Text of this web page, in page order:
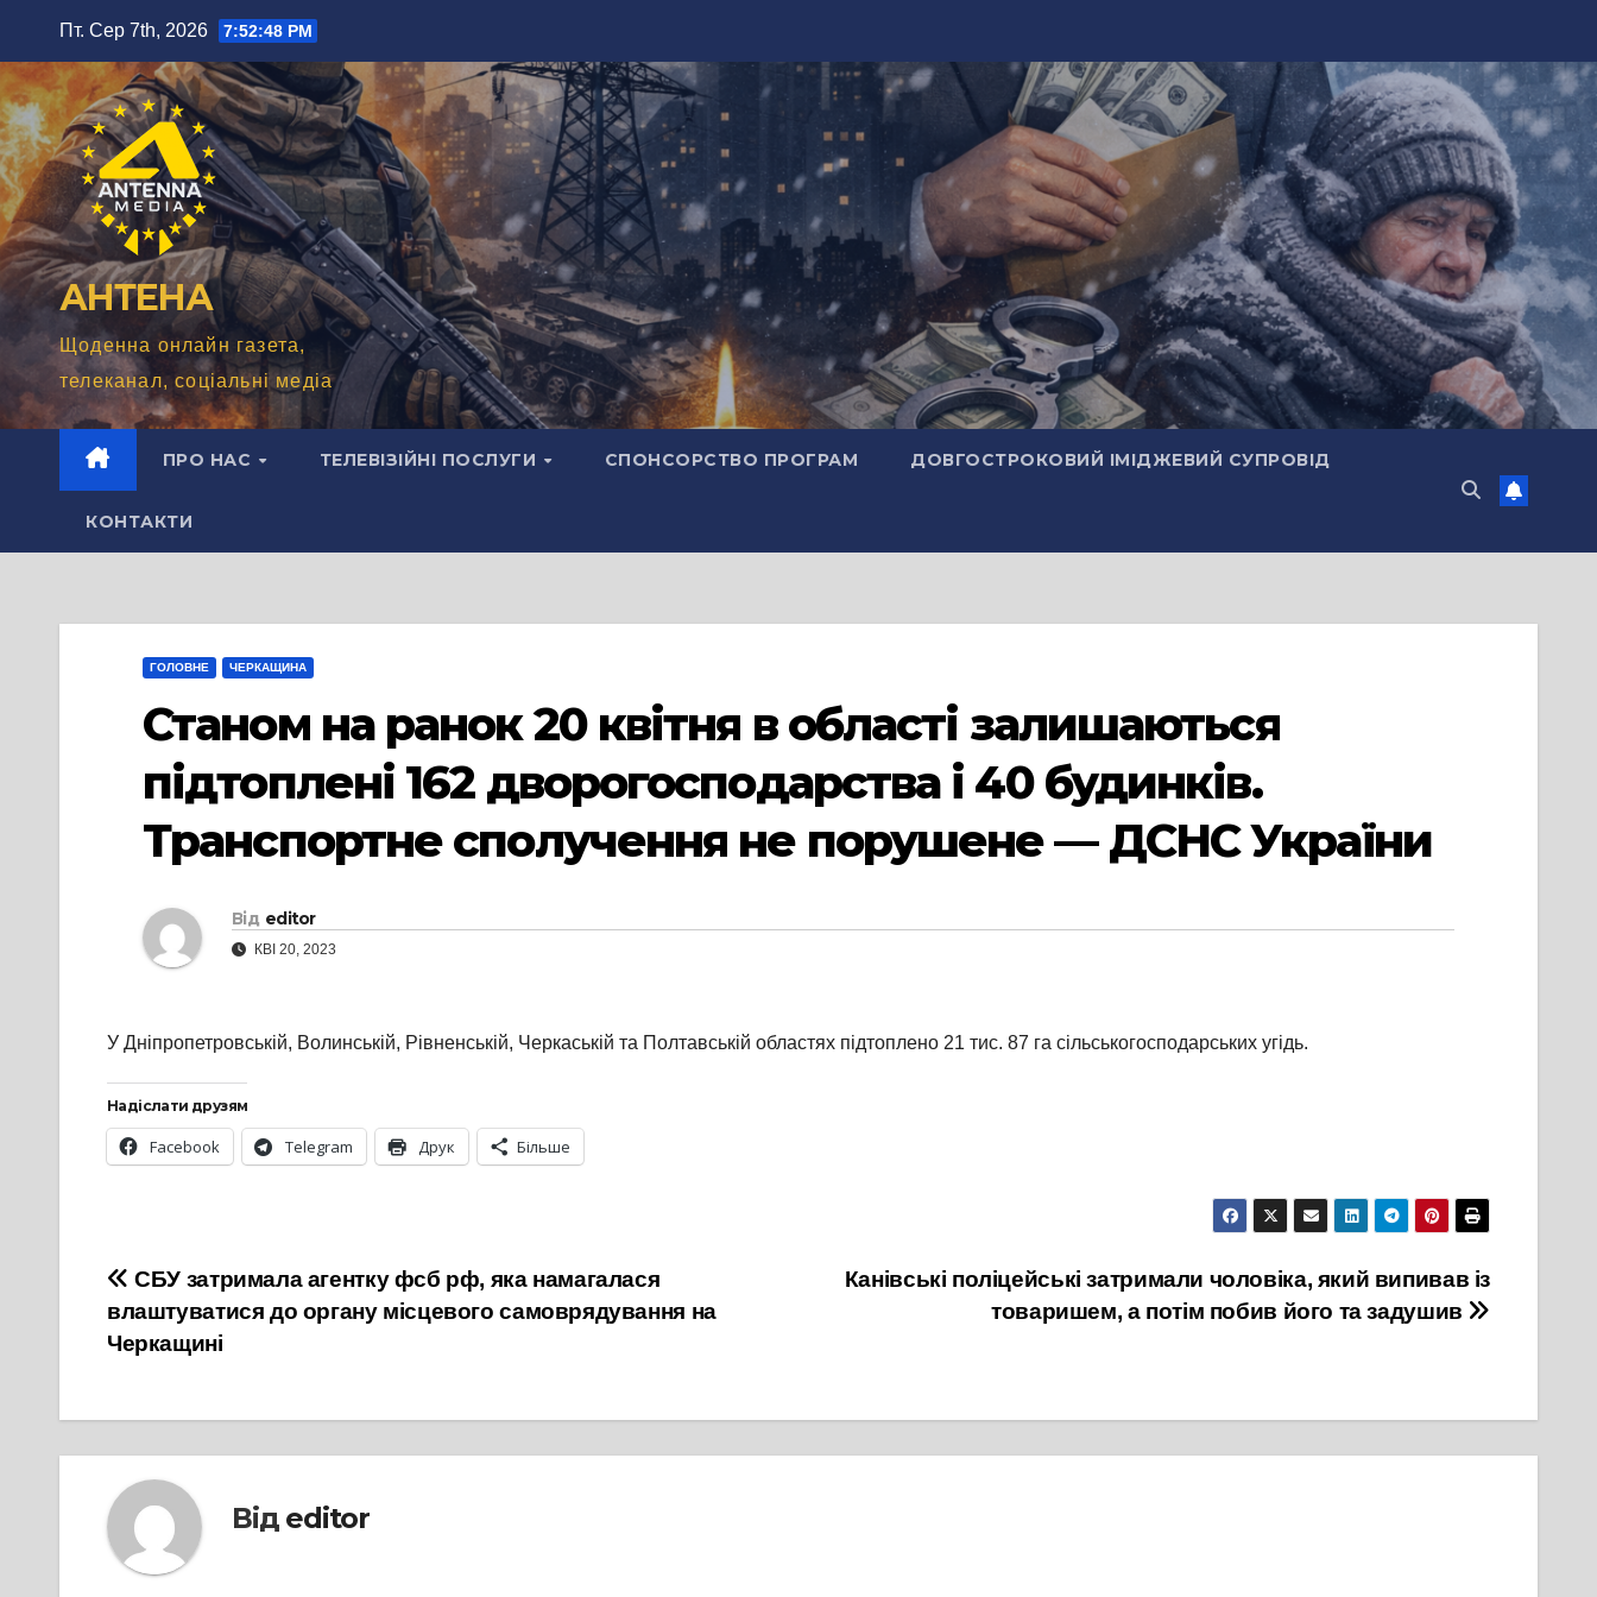
вмісту
Пт. Сер 7th, 2026 7:52:49 PM
АНТЕНА
Щоденна онлайн газета,
телеканал, соціальні медіа
ПРО НАС ТЕЛЕВІЗІЙНІ ПОСЛУГИ СПОНСОРСТВО ПРОГРАМ ДОВГОСТРОКОВИЙ ІМІДЖЕВИЙ СУПРОВІД
КОНТАКТИ
ГОЛОВНЕ ЧЕРКАЩИНА
Станом на ранок 20 квітня в області залишаються
підтоплені 162 дворогосподарства і 40 будинків.
Транспортне сполучення не порушене — ДСНС України
Від editor
КВІ 20, 2023
У Дніпропетровській, Волинській, Рівненській, Черкаській та Полтавській областях підтоплено 21 тис. 87 га сільськогосподарських угідь.
Надіслати друзям
Facebook Telegram Друк Більше
Навігація
записів
Канівські поліцейські затримали чоловіка, який випивав із
товаришем, а потім побив його та задушив
СБУ затримала агентку фсб рф, яка намагалася
влаштуватися до органу місцевого самоврядування на
Черкащині
Від editor